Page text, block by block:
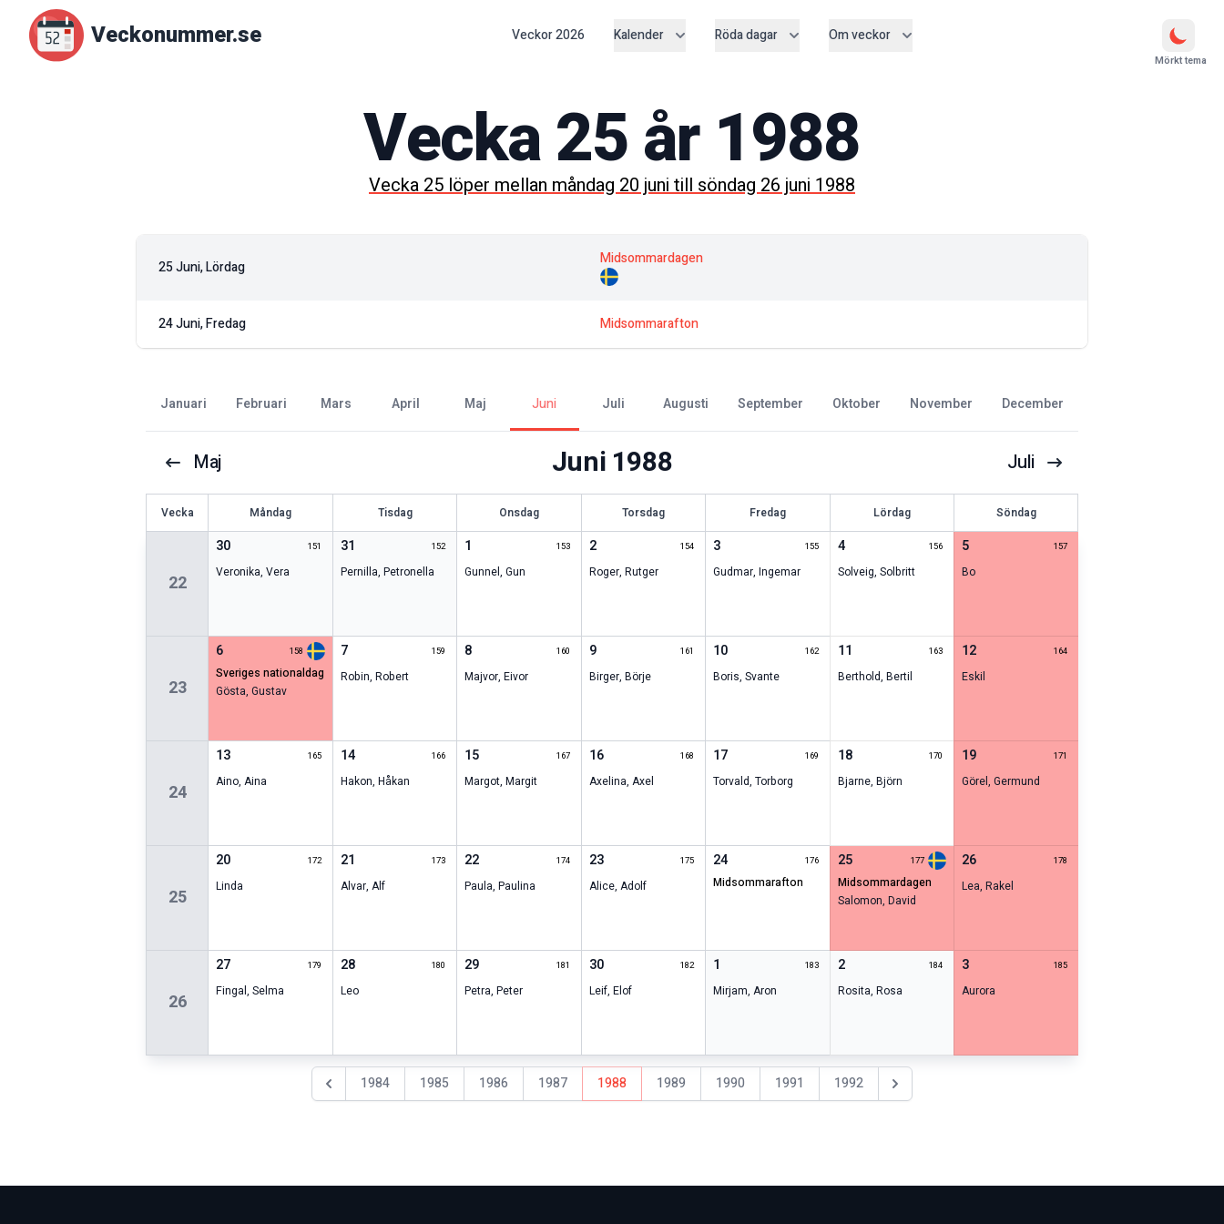
Veckonummer.se Veckor2026 Kalender Röda dagar Om veckor
Mörkt tema
Vecka25år 1988
Vecka25löper mellanmåndag 20 junitillsöndag 26 juni 1988
25 Juni, Lördag Midsommardagen
24 Juni, Fredag Midsommarafton
januari februari mars april maj juni juli augusti september oktober november december
Maj Juni 1988 Juli
Vecka Måndag Tisdag Onsdag Torsdag Fredag Lördag Söndag
22
30 151
Veronika,Vera
31 152
Pernilla, Petronella
1 153
Gunnel,Gun
2 154
Roger, Rutger
3 155
Gudmar,Ingemar
4 156
Solveig, Solbritt
5 157
Bo
23
6 158
sveriges nationaldag
Gösta,Gustav
7 159
Robin, Robert
8 160
Majvor,Eivor
9 161
Birger, Börje
10 162
Boris,Svante
11 163
Berthold, Bertil
12 164
Eskil
24
13 165
Aino,Aina
14 166
Hakon, Håkan
15 167
Margot,Margit
16 168
Axelina, Axel
17 169
Torvald,Torborg
18 170
Bjarne, Björn
19 171
Görel,Germund
25
20 172
Linda
21 173
Alvar, Alf
22 174
Paula,Paulina
23 175
Alice, Adolf
24 176
midsommarafton
25 177
midsommardagen
Salomon, David
26 178
Lea,Rakel
26
27 179
Fingal,Selma
28 180
Leo
29 181
Petra,Peter
30 182
Leif, Elof
1 183
Mirjam,Aron
2 184
Rosita, Rosa
3 185
Aurora
Föregående år
1984 1985 1986 1987 1988 1989 1990 1991 1992 Nästa år